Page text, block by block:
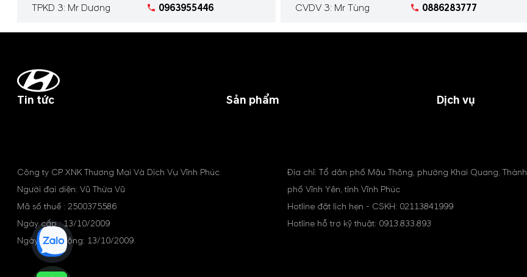
TPKD 3: Mr Dương
0963955446
CVDV 3: Mr Tùng
0886283777
Tin tức Sản phẩm Dịch vụ
Công ty CP XNK Thương Mại Và Dịch Vụ Vĩnh Phúc
Người đại diện: Vũ Thừa Vũ
Mã số thuế : 2500375586
Ngày cấp : 13/10/2009
Ngày hoạt động: 13/10/2009
Địa chỉ: Tổ dân phố Mậu Thông, phường Khai Quang, Thành
phố Vĩnh Yên, tỉnh Vĩnh Phúc
Hotline đặt lịch hẹn - CSKH: 02113841999
Hotline hỗ trợ kỹ thuật: 0913.833.893